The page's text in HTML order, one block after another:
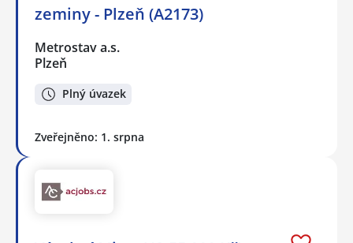
zeminy - Plzeň (A2173)
Metrostav a.s.
Plzeň
Plný úvazek
Zveřejněno: 1. srpna